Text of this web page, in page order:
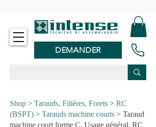
DEMANDER
Shop > Tarauds, Filières, Forets > RC
(BSPT) > Tarauds machine courts > Taraud
machine court forme C, Usage général, RC